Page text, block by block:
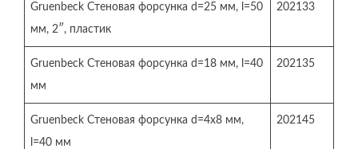
Gruenbeck Стеновая форсунка d=25 мм, l=50
мм, 2″, пластик
202133
Gruenbeck Стеновая форсунка d=18 мм, l=40
мм
202135
Gruenbeck Стеновая форсунка d=4х8 мм,
l=40 мм
202145